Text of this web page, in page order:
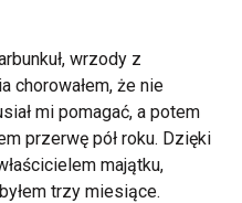
wrzody z
chorowałem, że nie
mi pomagać, a potem
przerwę pół roku. Dzięki
majątku,
trzy miesiące.